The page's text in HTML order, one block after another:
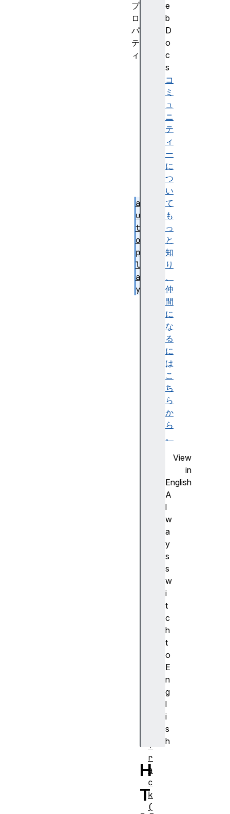
e
b
D
o
c
s
コ
ミ
ュ
ニ
テ
ィ
ー
に
つ
い
て
も
っ
と
知
り
、
仲
間
に
な
る
に
は
こ
ち
ら
か
ら
。
View
in
English
A
l
w
a
y
s
s
w
i
t
c
h
t
o
E
n
g
l
i
s
h
H
T
プ
ロ
パ
テ
ィ
a
u
t
o
p
l
a
y
T
r
a
c
k
(